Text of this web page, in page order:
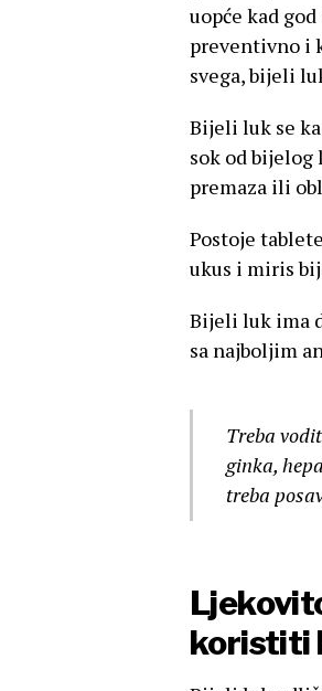
uopće kad
preventivno i
svega, bijeli
Bijeli luk se
sok od
premaza ili
Postoje
ukus i miris
Bijeli luk ima
sa najboljim
Treba
ginka,
treba
koristiti